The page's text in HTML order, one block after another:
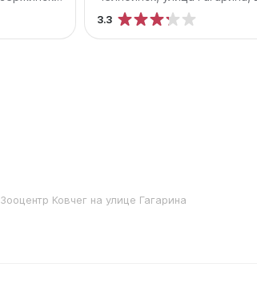
3.3
Зооцентр Ковчег на улице Гагарина